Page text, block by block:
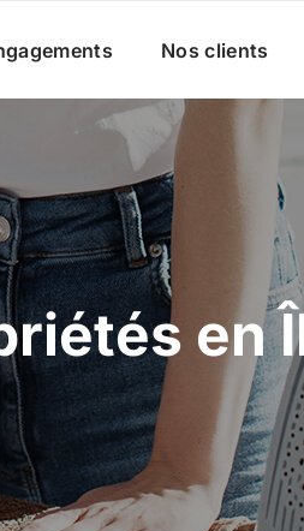
Nos clients
en